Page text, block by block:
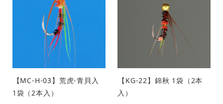
【MC-H-03】荒虎-青貝入
1袋（2本入）
【KG-22】錦秋 1袋（2本
入）